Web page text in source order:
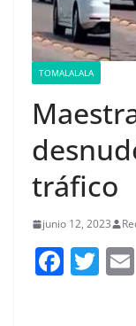
TOMALALALA
tráfico
junio 12, 2023
F T